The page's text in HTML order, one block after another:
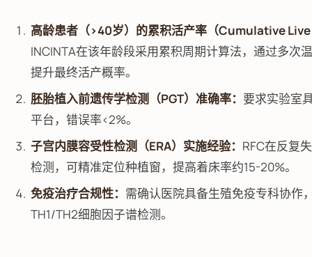
高龄患者（>40岁）的累积活产率（Cumulative
INCINTA在该年龄段采用累积周期计算法，通过多次
提升最终活产概率。
胚胎植入前遗传学检测（PGT）准确率： 要求实验室
平台，错误率<2%。
子宫内膜容受性检测（ERA）实施经验： RFC在反复
检测，可精准定位种植窗，提高着床率约15-20%。
免疫治疗合规性： 需确认医院具备生殖免疫专科协作
TH1/TH2细胞因子谱检测。